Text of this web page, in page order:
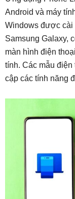
Android và máy
Windows được cài
Samsung Galaxy,
màn hình điện
tính. Các mẫu điện
cập các tính năng